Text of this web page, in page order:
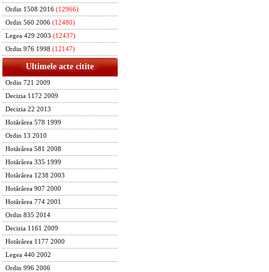
Ordin 1508 2016 (12966)
Ordin 560 2006 (12480)
Legea 429 2003 (12437)
Ordin 976 1998 (12147)
Ultimele acte citite
Ordin 721 2009
Decizia 1172 2009
Decizia 22 2013
Hotărârea 578 1999
Ordin 13 2010
Hotărârea 581 2008
Hotărârea 335 1999
Hotărârea 1238 2003
Hotărârea 907 2000
Hotărârea 774 2001
Ordin 835 2014
Decizia 1161 2009
Hotărârea 1177 2000
Legea 440 2002
Ordin 996 2006